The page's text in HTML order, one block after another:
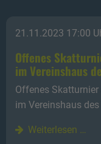
21.11.2023 17:00
Offenes
im Vereinshaus
Offenes
im Vereinshaus
Weiterlesen …